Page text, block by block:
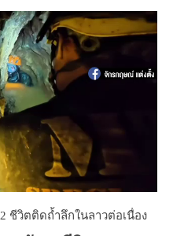
ชีวิตติดถ้ำลึกในลาวต่อเนื่อง